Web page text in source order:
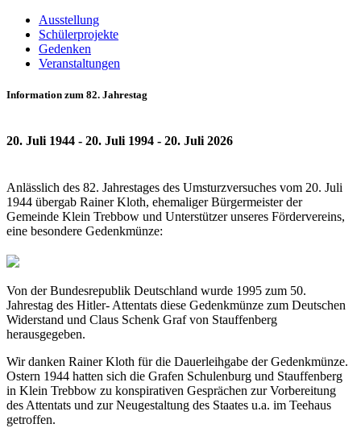
Ausstellung
Schülerprojekte
Gedenken
Veranstaltungen
Information zum 82. Jahrestag
20. Juli 1944 - 20. Juli 1994 - 20. Juli 2026
Anlässlich des 82. Jahrestages des Umsturzversuches vom 20. Juli
1944 übergab Rainer Kloth, ehemaliger Bürgermeister der
Gemeinde Klein Trebbow und Unterstützer unseres Fördervereins,
eine besondere Gedenkmünze:
Von der Bundesrepublik Deutschland wurde 1995 zum 50.
Jahrestag des Hitler- Attentats diese Gedenkmünze zum Deutschen
Widerstand und Claus Schenk Graf von Stauffenberg
herausgegeben.
Wir danken Rainer Kloth für die Dauerleihgabe der Gedenkmünze.
Ostern 1944 hatten sich die Grafen Schulenburg und Stauffenberg
in Klein Trebbow zu konspirativen Gesprächen zur Vorbereitung
des Attentats und zur Neugestaltung des Staates u.a. im Teehaus
getroffen.